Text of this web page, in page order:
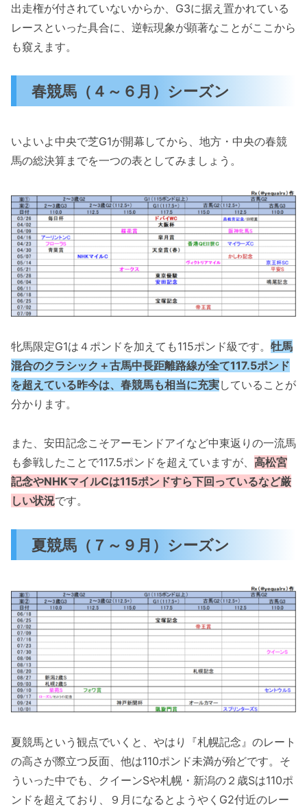
出走権が付されていないからか、G3に据え置かれている
レースといった具合に、逆転現象が顕著なことがここから
も窺えます。
春競馬（４～６月）シーズン
いよいよ中央で芝G1が開幕してから、地方・中央の春競
馬の総決算までを一つの表としてみましょう。
牝馬限定G1は４ポンドを加えても115ポンド級です。 牡馬
混合のクラシック＋古馬中長距離路線が全て117.5ポンド
を超えている昨今は、春競馬も相当に充実していることが
分かります。
また、安田記念こそアーモンドアイなど中東返りの一流馬
も参戦したことで117.5ポンドを超えていますが、 高松宮
記念やNHKマイルCは115ポンドすら下回っているなど厳
しい状況です。
夏競馬（７～９月）シーズン
夏競馬という観点でいくと、やはり『札幌記念』のレート
の高さが際立つ反面、他は110ポンド未満が殆どです。そ
ういった中でも、クイーンSや札幌・新潟の２歳Sは110ポ
ンドを超えており、９月になるとようやくG2付近のレー